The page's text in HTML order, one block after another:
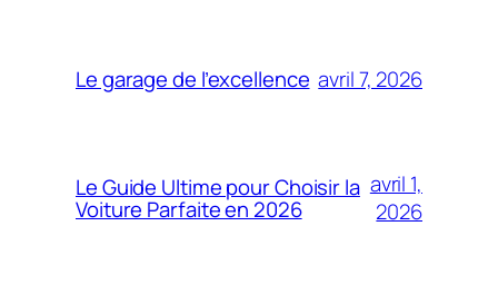
Le garage de l’excellence avril 7, 2026
Le Guide Ultime pour Choisir la
Voiture Parfaite en 2026
avril 1,
2026